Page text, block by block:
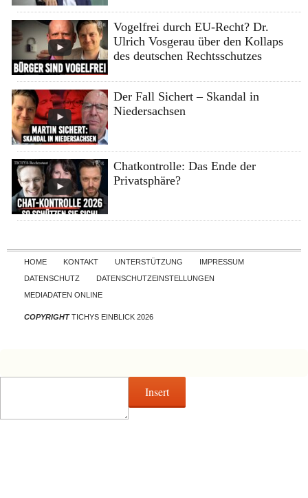
Vogelfrei durch EU-Recht? Dr.
Ulrich Vosgerau über den Kollaps
des deutschen Rechtsschutzes
Der Fall Sichert – Skandal in
Niedersachsen
Chatkontrolle: Das Ende der
Privatsphäre?
Skip to content
HOME KONTAKT UNTERSTÜTZUNG
IMPRESSUM
DATENSCHUTZ
DATENSCHUTZEINSTELLUNGEN
MEDIADATEN ONLINE
COPYRIGHTTICHYS EINBLICK 2026
Insert